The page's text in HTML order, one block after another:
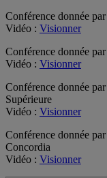
Conférence donnée par
Vidéo : Visionner
Conférence donnée par
Vidéo : Visionner
Conférence donnée par
Supérieure
Vidéo : Visionner
Conférence donnée par
Concordia
Vidéo : Visionner